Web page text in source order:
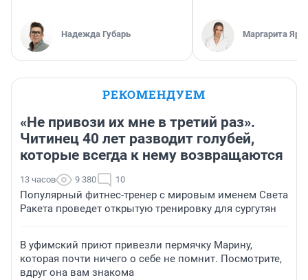
Надежда Губарь Маргарита
РЕКОМЕНДУЕМ
«Не привози их мне в третий раз».
Читинец 40 лет разводит голубей,
которые всегда к нему возвращаются
13 часов 9 380 10
Популярный фитнес-тренер с мировым именем Света
Ракета проведет открытую тренировку для сургутян
В уфимский приют привезли пермячку Марину,
которая почти ничего о себе не помнит. Посмотрите,
вдруг она вам знакома